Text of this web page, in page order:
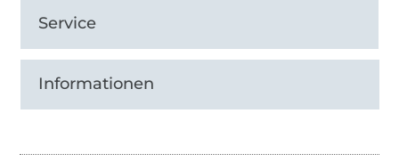
Service
Informationen